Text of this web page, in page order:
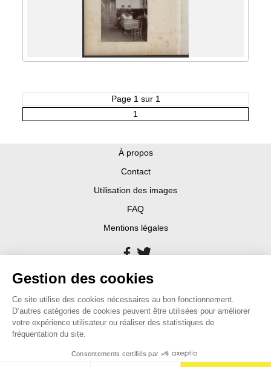
Page 1 sur 1
1
À propos
Contact
Utilisation des images
FAQ
Mentions légales
Gestion des cookies
Ce site utilise des cookies nécessaires au bon fonctionnement.
D’autres catégories de cookies peuvent être utilisées pour améliorer
votre expérience utilisateur ou réaliser des statistiques de
fréquentation du site.
Consentements certifiés par